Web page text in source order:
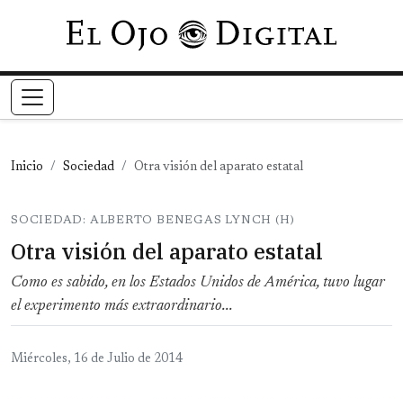
Pasar al contenido principal
Inicio Sociedad Otra visión del aparato estatal
SOCIEDAD: ALBERTO BENEGAS LYNCH (H)
Otra visión del aparato estatal
Como es sabido, en los Estados Unidos de América, tuvo lugar
el experimento más extraordinario...
Miércoles, 16 de Julio de 2014